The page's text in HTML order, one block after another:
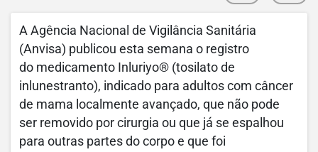
A Agência Nacional de Vigilância Sanitária
(Anvisa) publicou esta semana o registro
do medicamento Inluriyo® (tosilato de
inlunestranto), indicado para adultos com câncer
de mama localmente avançado, que não pode
ser removido por cirurgia ou que já se espalhou
para outras partes do corpo e que foi